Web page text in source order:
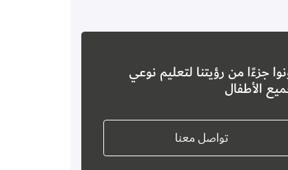
جزءًا من رؤيتنا لتعليم نوعي
الأطفال
تواصل معنا